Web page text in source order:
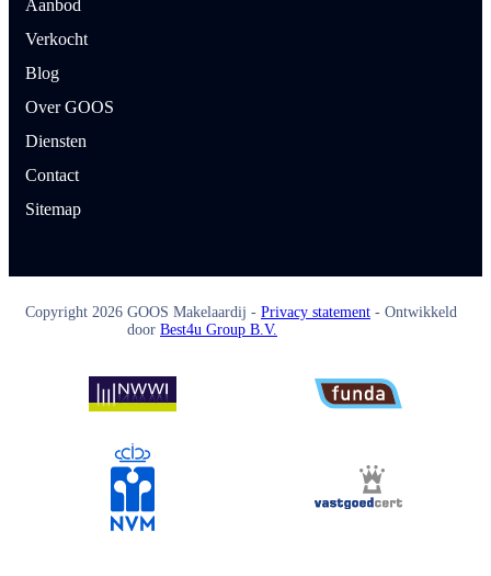
Aanbod
Verkocht
Blog
Over GOOS
Diensten
Contact
Sitemap
Copyright 2026 GOOS Makelaardij - Privacy statement - Ontwikkeld
door Best4u Group B.V.